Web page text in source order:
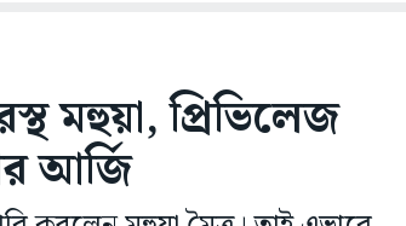
মহুয়া, প্রিভিলেজ
আর্জি